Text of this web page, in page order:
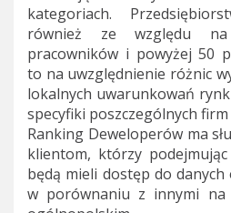
kategoriach.
również ze względu
pracowników i powyżej 50
to na uwzględnienie różnic
lokalnych uwarunkowań
specyfiki poszczególnych
Ranking Deweloperów ma
klientom, którzy podejmując
będą mieli dostęp do
w porównaniu z innymi